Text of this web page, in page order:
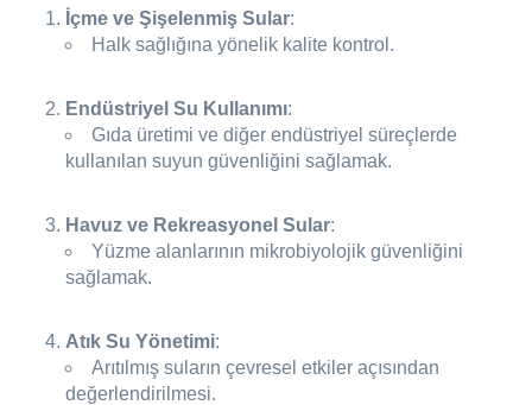
İçme ve Şişelenmiş Sular:
Halk sağlığına yönelik kalite kontrol.
Endüstriyel Su Kullanımı:
Gıda üretimi ve diğer endüstriyel süreçlerde
kullanılan suyun güvenliğini sağlamak.
Havuz ve Rekreasyonel Sular:
Yüzme alanlarının mikrobiyolojik güvenliğini
sağlamak.
Atık Su Yönetimi:
Arıtılmış suların çevresel etkiler açısından
değerlendirilmesi.